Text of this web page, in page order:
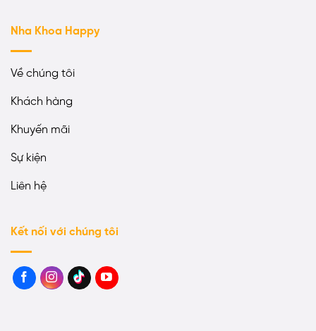
Nha Khoa Happy
Về chúng tôi
Khách hàng
Khuyến mãi
Sự kiện
Liên hệ
Kết nối với chúng tôi